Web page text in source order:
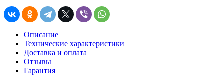
Описание
Технические характеристики
Доставка и оплата
Отзывы
Гарантия